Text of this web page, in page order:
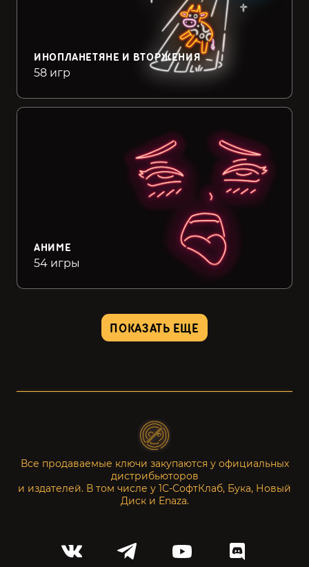
ИНОПЛАНЕТЯНЕ И ВТОРЖЕНИЯ
58 игр
АНИМЕ
54 игры
ПОКАЗАТЬ ЕЩЕ
Все продаваемые ключи закупаются у официальных
дистрибьюторов
и издателей. В том числе у 1С-СофтКлаб, Бука, Новый
Диск и Enaza.